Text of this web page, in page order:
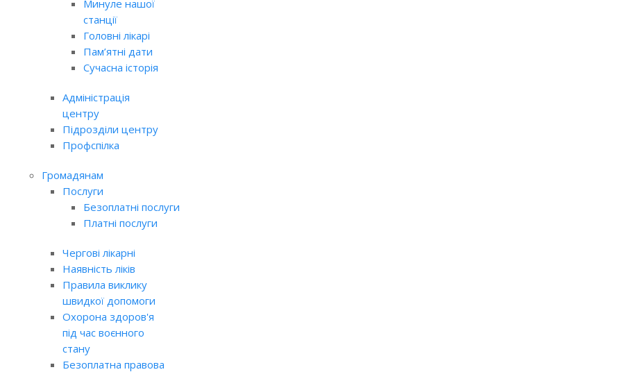
Минуле нашої
станції
Головні лікарі
Пам’ятні дати
Сучасна історія
Адміністрація
центру
Підрозділи центру
Профспілка
Громадянам
Послуги
Безоплатні послуги
Платні послуги
Чергові лікарні
Наявність ліків
Правила виклику
швидкої допомоги
Охорона здоров'я
під час воєнного
стану
Безоплатна правова